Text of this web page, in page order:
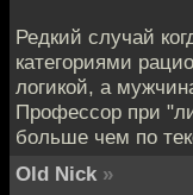
Редкий случай
категориями
логикой, а
Профессор при
больше чем по
Old Nick »